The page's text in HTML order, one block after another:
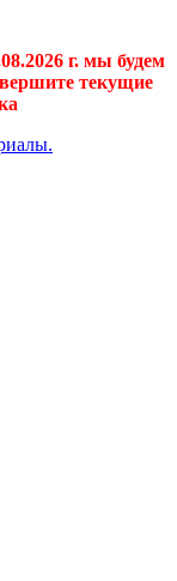
г. мы будем
текущие